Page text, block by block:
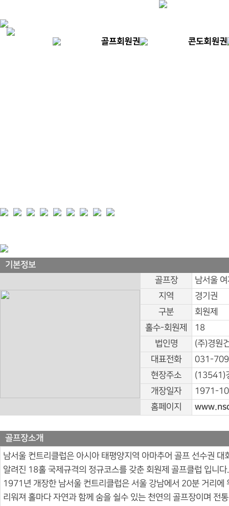
기본정보
골프장
남서울
지역
경기권
구분
회원제
홀수-회원제
18
법인명
(주)경원
대표전화
031-
현장주소
(13541)
개장일자
1971-
홈페이지
골프장소개
남서울 컨트리클럽은 아시아 태평양지역 아마추어 골프 선수권
알려진 18홀 국제규격의 정규코스를 갖춘 회원제 골프클럽 입니다.
1971년 개장한 남서울 컨트리클럽은 서울 강남에서 20분 거리에
리워져 홀마다 자연과 함께 숨을 쉴수 있는 천연의 골프장이며